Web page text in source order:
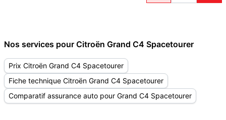
Nos services pour Citroën Grand C4 Spacetourer
Prix Citroën Grand C4 Spacetourer
Fiche technique Citroën Grand C4 Spacetourer
Comparatif assurance auto pour Grand C4 Spacetourer